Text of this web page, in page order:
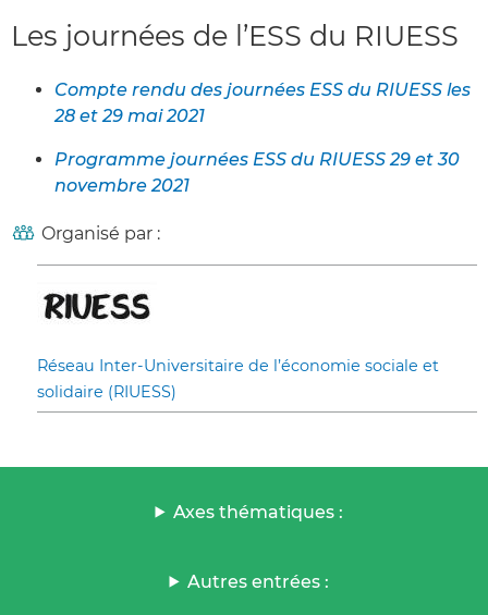
Les journées de l’ESS du RIUESS
Compte rendu des journées ESS du RIUESS les
28 et 29 mai 2021
Programme journées ESS du RIUESS 29 et 30
novembre 2021
Organisé par :
Réseau Inter-Universitaire de l’économie sociale et
solidaire (RIUESS)
Axes thématiques :
Autres entrées :